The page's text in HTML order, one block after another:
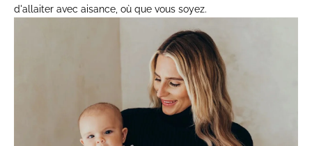
d'allaiter avec aisance, où que vous soyez.